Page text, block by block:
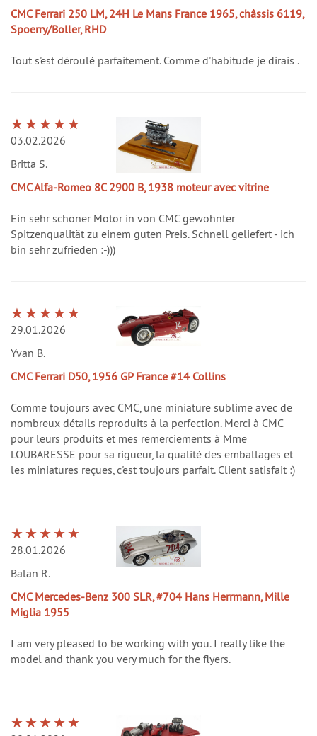
CMC Ferrari 250 LM, 24H Le Mans France 1965, châssis 6119,
Spoerry/Boller, RHD
Tout s'est déroulé parfaitement. Comme d'habitude je dirais .
03.02.2026
Britta S.
CMC Alfa-Romeo 8C 2900 B, 1938 moteur avec vitrine
Ein sehr schöner Motor in von CMC gewohnter
Spitzenqualität zu einem guten Preis. Schnell geliefert - ich
bin sehr zufrieden :-)))
29.01.2026
Yvan B.
CMC Ferrari D50, 1956 GP France #14 Collins
Comme toujours avec CMC, une miniature sublime avec de
nombreux détails reproduits à la perfection. Merci à CMC
pour leurs produits et mes remerciements à Mme
LOUBARESSE pour sa rigueur, la qualité des emballages et
les miniatures reçues, c'est toujours parfait. Client satisfait :)
28.01.2026
Balan R.
CMC Mercedes-Benz 300 SLR, #704 Hans Herrmann, Mille
Miglia 1955
I am very pleased to be working with you. I really like the
model and thank you very much for the flyers.